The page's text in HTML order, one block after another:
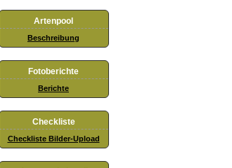
Artenpool
Beschreibung
Fotoberichte
Berichte
Checkliste
Checkliste Bilder-Upload